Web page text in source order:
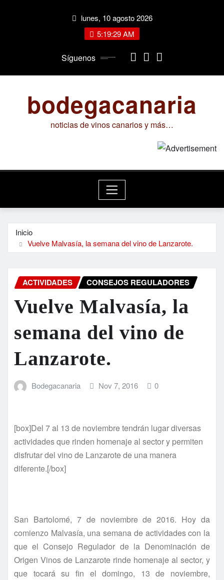
lunes, 10 agosto 2026
5:19:30 AM
Síguenos
bodegacanaria
noticias de vinos canarios y más…
Inicio
Vuelve Malvasía, la semana del vino de Lanzarote.
ACTIVIDADES CONSEJOS REGULADORES
Vuelve Malvasía, la
semana del vino de
Lanzarote.
Bodegacanaria Nov 7, 2016 0
[box]Del 7 al 13 de noviembre tendrán lugar diversas
actividades que rinden homenaje al sector y permiten
disfrutar del vino de Lanzarote de una manera
diferente.[/box]
San Bartolomé, 7 de noviembre de 2016. Hoy da
comienzo Malvasía, una semana de actividades con la
que el Consejo Regulador de la Denominación de
Origen Vinos de Lanzarote rinde homenaje al sector, y
que tocará su fin el domingo, 13 de noviembre,